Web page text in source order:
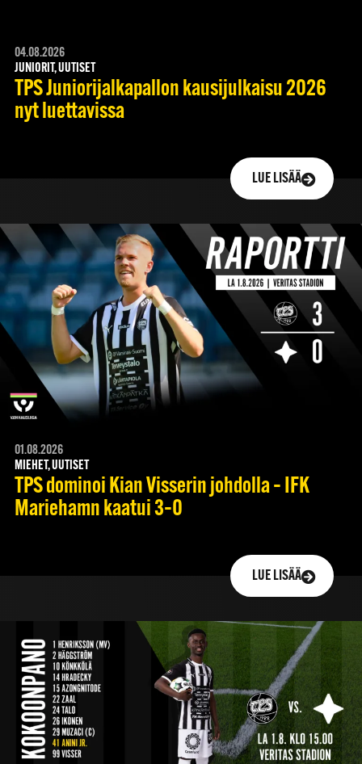
04.08.2026
JUNIORIT, UUTISET
TPS Juniorijalkapallon kausijulkaisu 2026
nyt luettavissa
LUE LISÄÄ
01.08.2026
MIEHET, UUTISET
TPS dominoi Kian Visserin johdolla – IFK
Mariehamn kaatui 3–0
LUE LISÄÄ